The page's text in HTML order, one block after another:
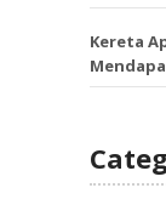
Kereta